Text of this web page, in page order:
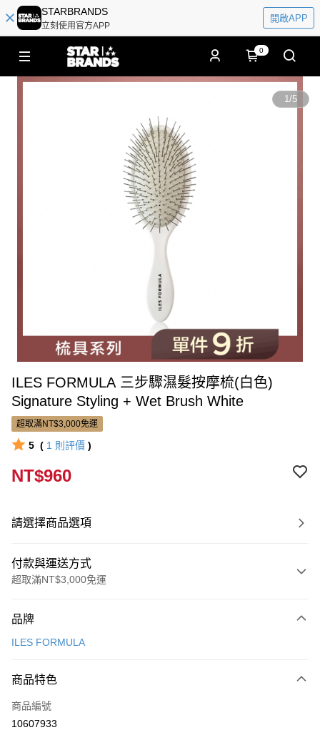
STARBRANDS
立刻使用官方APP
開啟APP
0
1/5
ILES FORMULA 三步驟濕髮按摩梳(白色)
Signature Styling + Wet Brush White
超取滿NT$3,000免運
5 ( 1 則評價 )
NT$960
請選擇商品選項
付款與運送方式
超取滿NT$3,000免運
信用卡一次付款
Apple Pay
街口支付
品牌
ILES FORMULA
商品特色
商品編號
10607933